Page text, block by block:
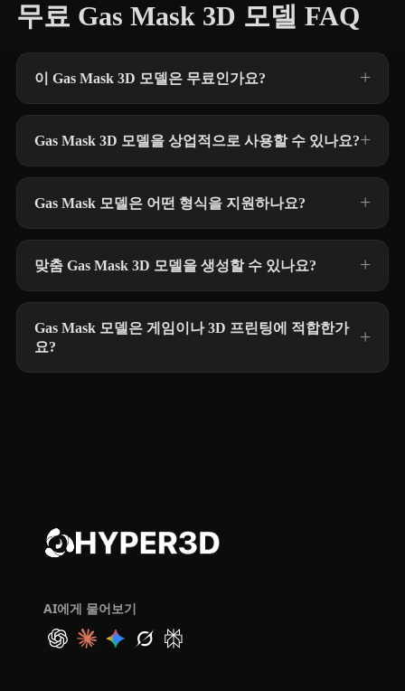
무료 Gas Mask 3D 모델 FAQ
이 Gas Mask 3D 모델은 무료인가요?
Gas Mask 3D 모델을 상업적으로 사용할 수 있나요?
Gas Mask 모델은 어떤 형식을 지원하나요?
맞춤 Gas Mask 3D 모델을 생성할 수 있나요?
Gas Mask 모델은 게임이나 3D 프린팅에 적합한가
요?
AI에게 물어보기